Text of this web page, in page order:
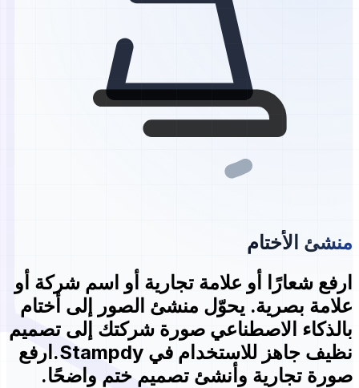
منشئ الأختام
ارفع شعارًا أو علامة تجارية أو اسم شركة أو
علامة بصرية. يحوّل منشئ الصور إلى أختام
بالذكاء الاصطناعي صورة شركتك إلى تصميم
نظيف جاهز للاستخدام في Stampdy.
ارفع
صورة تجارية وأنشئ تصميم ختم واضحًا.